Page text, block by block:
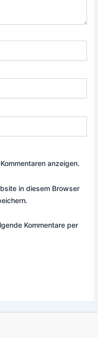
anzeigen.
in diesem Browser
Kommentare per